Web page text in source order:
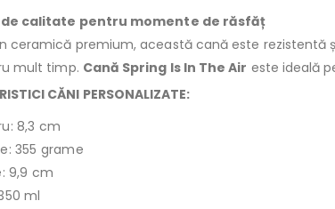
calitate pentru momente de răsfăț
ceramică premium, această cană este rezistentă
mult timp. Cană Spring Is In The Air este ideală
CĂNI PERSONALIZATE:
8,3 cm
355 grame
9,9 cm
ml